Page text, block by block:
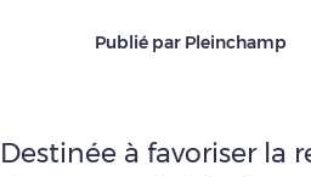
Publié par Pleinchamp
Destinée à favoriser la